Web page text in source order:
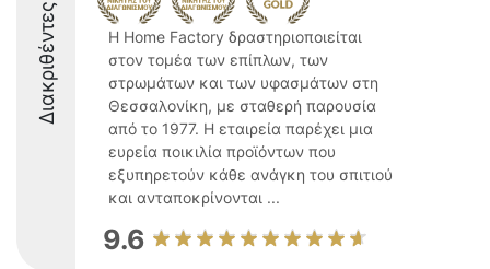
Διακριθέντες
Η Home Factory δραστηριοποιείται
στον τομέα των επίπλων, των
στρωμάτων και των υφασμάτων στη
Θεσσαλονίκη, με σταθερή παρουσία
από το 1977. Η εταιρεία παρέχει μια
ευρεία ποικιλία προϊόντων που
εξυπηρετούν κάθε ανάγκη του σπιτιού
και ανταποκρίνονται ...
9.6